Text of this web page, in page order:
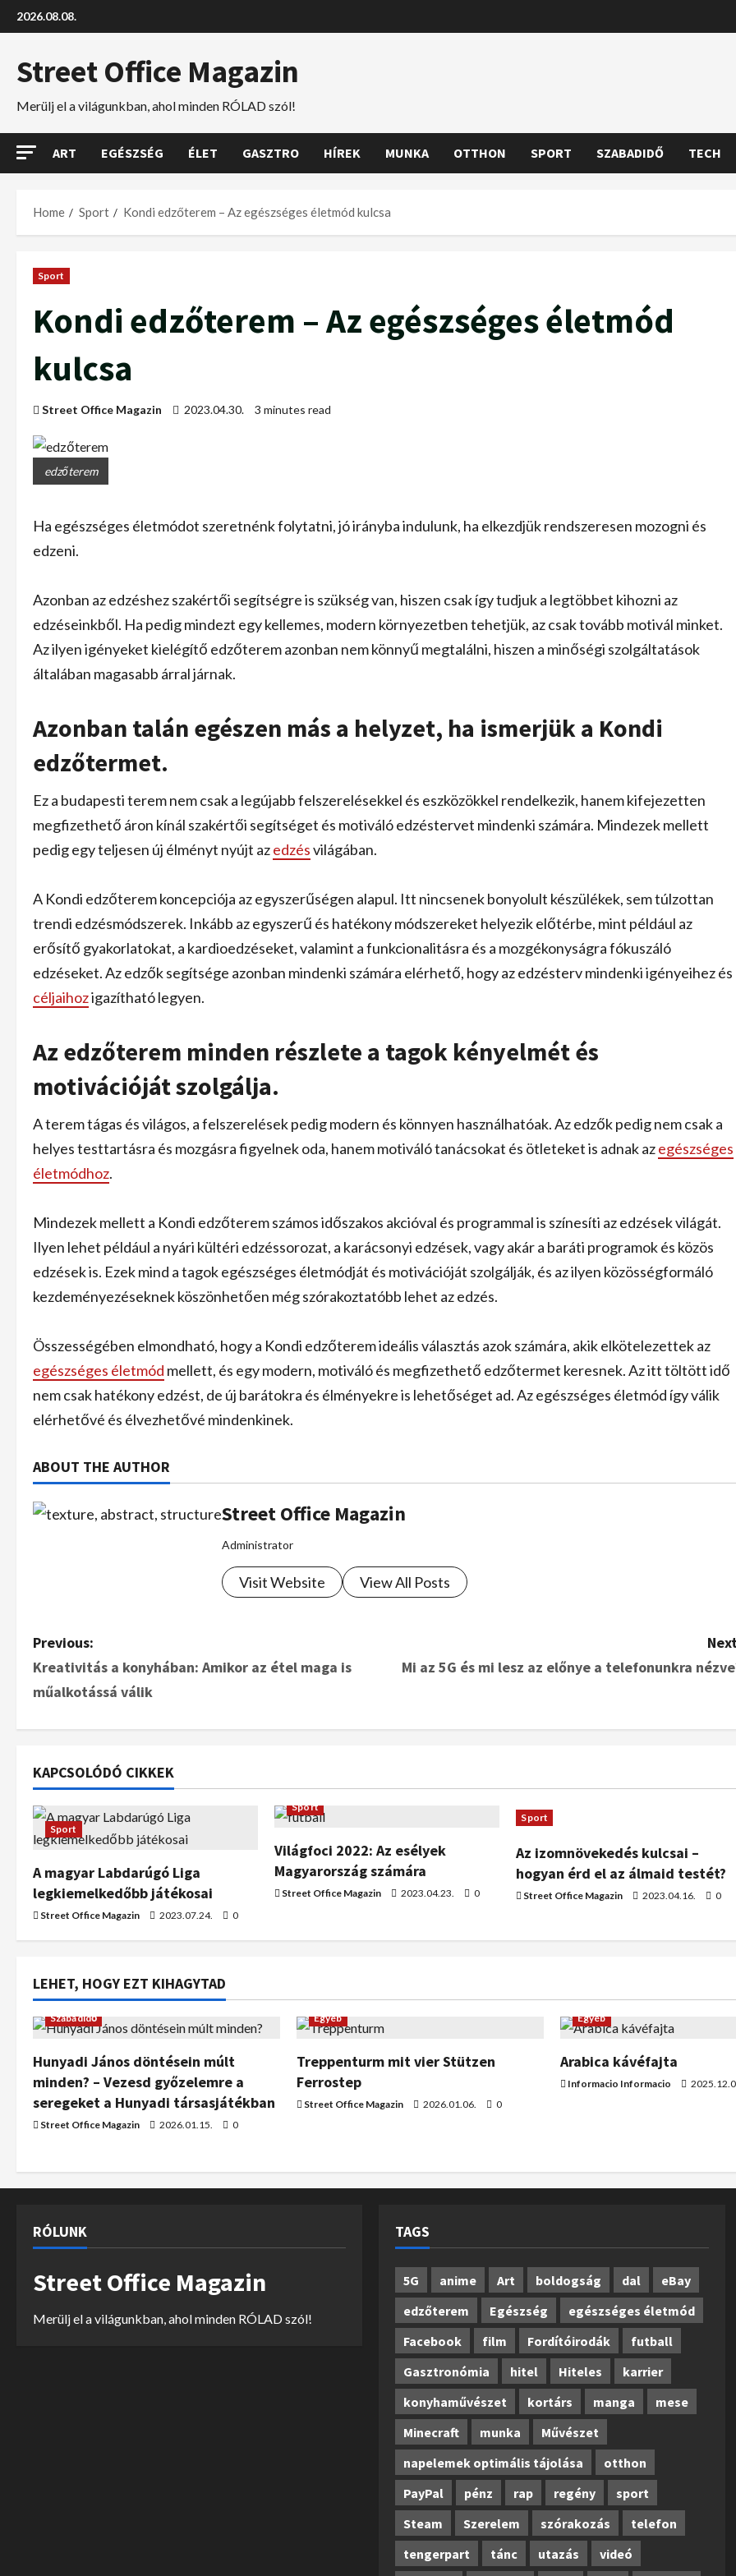
2026.08.08.
Street Office Magazin
Merülj el a világunkban, ahol minden RÓLAD szól!
ART EGÉSZSÉG ÉLET GASZTRO HÍREK MUNKA OTTHON SPORT SZABADIDŐ TECH
Home Sport Kondi edzőterem – Az egészséges életmód kulcsa
Sport
Kondi edzőterem – Az egészséges életmód
kulcsa
Street Office Magazin 2023.04.30. 3 minutes read
edzőterem
Ha egészséges életmódot szeretnénk folytatni, jó irányba indulunk, ha elkezdjük rendszeresen mozogni és
edzeni.
Azonban az edzéshez szakértői segítségre is szükség van, hiszen csak így tudjuk a legtöbbet kihozni az
edzéseinkből. Ha pedig mindezt egy kellemes, modern környezetben tehetjük, az csak tovább motivál minket.
Az ilyen igényeket kielégítő edzőterem azonban nem könnyű megtalálni, hiszen a minőségi szolgáltatások
általában magasabb árral járnak.
Azonban talán egészen más a helyzet, ha ismerjük a Kondi
edzőtermet.
Ez a budapesti terem nem csak a legújabb felszerelésekkel és eszközökkel rendelkezik, hanem kifejezetten
megfizethető áron kínál szakértői segítséget és motiváló edzéstervet mindenki számára. Mindezek mellett
pedig egy teljesen új élményt nyújt azedzésvilágában.
A Kondi edzőterem koncepciója az egyszerűségen alapul. Itt nincsenek bonyolult készülékek, sem túlzottan
trendi edzésmódszerek. Inkább az egyszerű és hatékony módszereket helyezik előtérbe, mint például az
erősítő gyakorlatokat, a kardioedzéseket, valamint a funkcionalitásra és a mozgékonyságra fókuszáló
edzéseket. Az edzők segítsége azonban mindenki számára elérhető, hogy az edzésterv mindenki igényeihez és
céljaihozigazítható legyen.
Az edzőterem minden részlete a tagok kényelmét és
motivációját szolgálja.
A terem tágas és világos, a felszerelések pedig modern és könnyen használhatóak. Az edzők pedig nem csak a
helyes testtartásra és mozgásra figyelnek oda, hanem motiváló tanácsokat és ötleteket is adnak azegészséges
életmódhoz.
Mindezek mellett a Kondi edzőterem számos időszakos akcióval és programmal is színesíti az edzések világát.
Ilyen lehet például a nyári kültéri edzéssorozat, a karácsonyi edzések, vagy akár a baráti programok és közös
edzések is. Ezek mind a tagok egészséges életmódját és motivációját szolgálják, és az ilyen közösségformáló
kezdeményezéseknek köszönhetően még szórakoztatóbb lehet az edzés.
Összességében elmondható, hogy a Kondi edzőterem ideális választás azok számára, akik elkötelezettek az
egészséges életmód mellett, és egy modern, motiváló és megfizethető edzőtermet keresnek. Az itt töltött idő
nem csak hatékony edzést, de új barátokra és élményekre is lehetőséget ad. Az egészséges életmód így válik
elérhetővé és élvezhetővé mindenkinek.
ABOUT THE AUTHOR
Street Office Magazin
Administrator
Visit Website View All Posts
Previous:
Kreativitás a konyhában: Amikor az étel maga is
műalkotássá válik
Mi az 5G és mi lesz az előnye a telefonunkra
KAPCSOLÓDÓ CIKKEK
Sport
A magyar Labdarúgó Liga
legkiemelkedőbb játékosai
Street Office Magazin 2023.07.24. 0
Sport
Világfoci 2022: Az esélyek
Magyarország számára
Street Office Magazin 2023.04.23. 0
Sport
Az izomnövekedés kulcsai –
hogyan érd el az álmaid testét?
Street Office Magazin 2023.04.16. 0
LEHET, HOGY EZT KIHAGYTAD
Szabadidő
Hunyadi János döntésein múlt
minden? – Vezesd győzelemre a
seregeket a Hunyadi társasjátékban
Street Office Magazin 2026.01.15. 0
Egyéb
Treppenturm mit vier Stützen
Ferrostep
Street Office Magazin 2026.01.06. 0
Egyéb
Arabica kávéfajta
Informacio Informacio
RÓLUNK
Street Office Magazin
Merülj el a világunkban, ahol minden RÓLAD szól!
TAGS
5G anime Art boldogság dal
eBay
edzőterem
Egészség
egészséges életmód
Facebook
film Fordítóirodák
futball
Gasztronómia
hitel Hiteles
karrier
konyhaművészet
kortárs manga
mese
Minecraft
munka
Művészet
napelemek optimális tájolása
otthon
PayPal
pénz rap regény
sport
Steam
Szerelem szórakozás
telefon
tengerpart
tánc utazás
videó